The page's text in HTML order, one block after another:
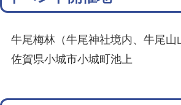
牛尾梅林（牛尾神社境内、牛尾山
佐賀県小城市小城町池上